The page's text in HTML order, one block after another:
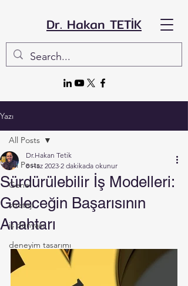
Dr. Hakan TETİK
Yazı
All Posts
Genel
strateji
iş dünyası
deneyim tasarımı
All Posts
Sürdürülebilir İş Modelleri:
Geleceğin Başarısının
Anahtarı
Dr.Hakan Tetik
8 Haz 2023 2 dakikada okunur